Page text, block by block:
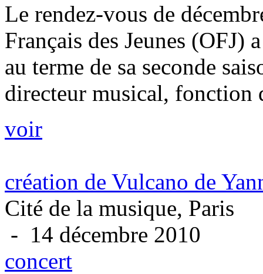
Le rendez-vous de
Français des Jeunes (OFJ)
au terme de sa seconde
directeur musical, fonction
voir
création de Vulcano de
Cité de la musique, Paris
- 14 décembre 2010
concert